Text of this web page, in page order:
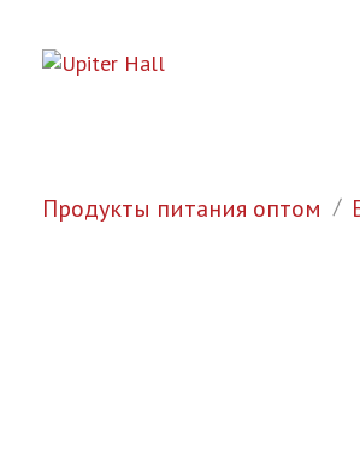
Продукты питания оптом